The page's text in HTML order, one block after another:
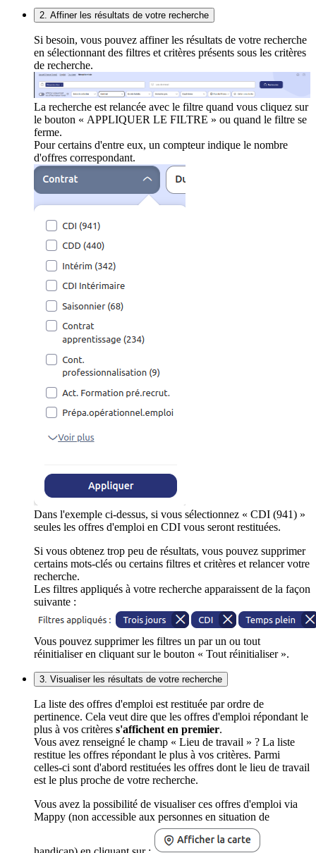
2. Affiner les résultats de votre recherche
Si besoin, vous pouvez affiner les résultats de votre recherche
en sélectionnant des filtres et critères présents sous les critères
de recherche.
La recherche est relancée avec le filtre quand vous cliquez sur
le bouton « APPLIQUER LE FILTRE » ou quand le filtre se
ferme.
Pour certains d'entre eux, un compteur indique le nombre
d'offres correspondant.
Dans l'exemple ci-dessus, si vous sélectionnez « CDI (941) »
seules les offres d'emploi en CDI vous seront restituées.
Si vous obtenez trop peu de résultats, vous pouvez supprimer
certains mots-clés ou certains filtres et critères et relancer votre
recherche.
Les filtres appliqués à votre recherche apparaissent de la façon
suivante :
Vous pouvez supprimer les filtres un par un ou tout
réinitialiser en cliquant sur le bouton « Tout réinitialiser ».
3. Visualiser les résultats de votre recherche
La liste des offres d'emploi est restituée par ordre de
pertinence. Cela veut dire que les offres d'emploi répondant le
plus à vos critères s'affichent en premier.
Vous avez renseigné le champ « Lieu de travail » ? La liste
restitue les offres répondant le plus à vos critères. Parmi
celles-ci sont d'abord restituées les offres dont le lieu de travail
est le plus proche de votre recherche.
Vous avez la possibilité de visualiser ces offres d'emploi via
Mappy (non accessible aux personnes en situation de